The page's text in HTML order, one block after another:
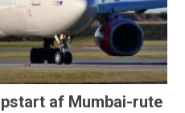
af Mumbai-rute